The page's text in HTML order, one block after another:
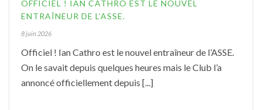
OFFICIEL ! IAN CATHRO EST LE NOUVEL
ENTRAÎNEUR DE L’ASSE.
8 juin 2026
Officiel ! Ian Cathro est le nouvel entraîneur de l’ASSE.
On le savait depuis quelques heures mais le Club l’a
annoncé officiellement depuis [...]